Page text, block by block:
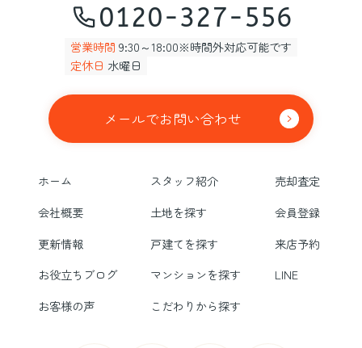
0120-327-556
営業時間 9:30～18:00※時間外対応可能です
定休日 水曜日
メールでお問い合わせ
ホーム スタッフ紹介
売却査定
会社概要
土地を探す
会員登録
更新情報
戸建てを探す
来店予約
お役立ちブログ
マンションを探す
LINE
お客様の声
こだわりから探す